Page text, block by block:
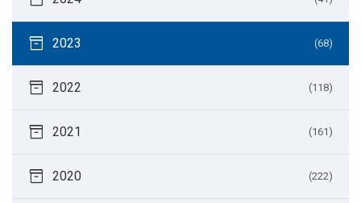
inventory_2 2023 (68)
inventory_2 2022 (118)
inventory_2 2021 (161)
inventory_2 2020 (222)